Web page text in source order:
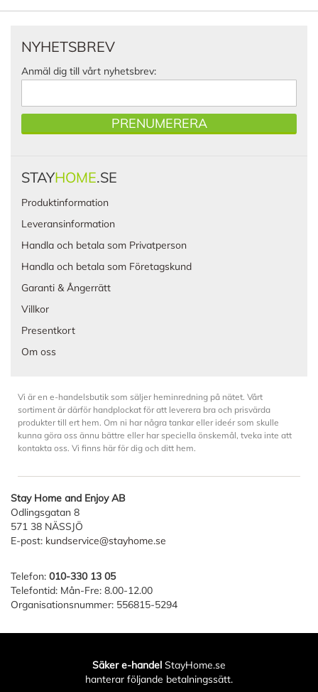
NYHETSBREV
Anmäl dig till vårt nyhetsbrev:
PRENUMERERA
STAYHOME.SE
Produktinformation
Leveransinformation
Handla och betala som Privatperson
Handla och betala som Företagskund
Garanti & Ångerrätt
Villkor
Presentkort
Om oss
Vi är en e-handelsbutik som säljer heminredning på nätet. Vårt
sortiment är därför handplockat för att leverera bra och prisvärda
produkter till ert hem. Om ni har några tankar eller ideér som skulle
kunna göra oss ännu bättre eller har speciella önskemål, tveka inte att
kontakta oss. Vi finns här för dig och ditt hem.
Stay Home and Enjoy AB
Odlingsgatan 8
571 38 NÄSSJÖ
E-post: kundservice@stayhome.se
Telefon: 010-330 13 05
Telefontid: Mån-Fre: 8.00-12.00
Organisationsnummer: 556815-5294
Säker e-handel StayHome.se
hanterar följande betalningssätt.